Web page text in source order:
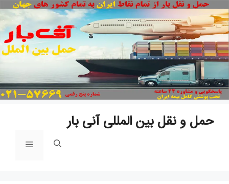
حمل و نقل بین المللی آنی بار
فهرست